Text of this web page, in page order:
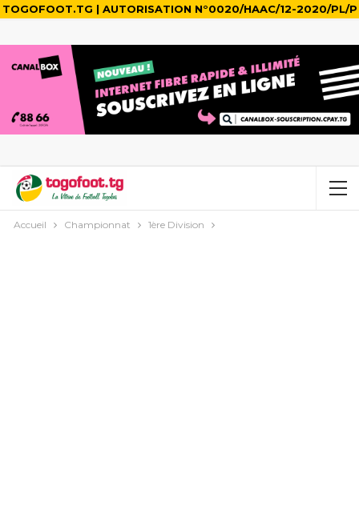
TOGOFOOT.TG | AUTORISATION N°0020/HAAC/12-2020/PL/P
Accueil Championnat 1ère Division